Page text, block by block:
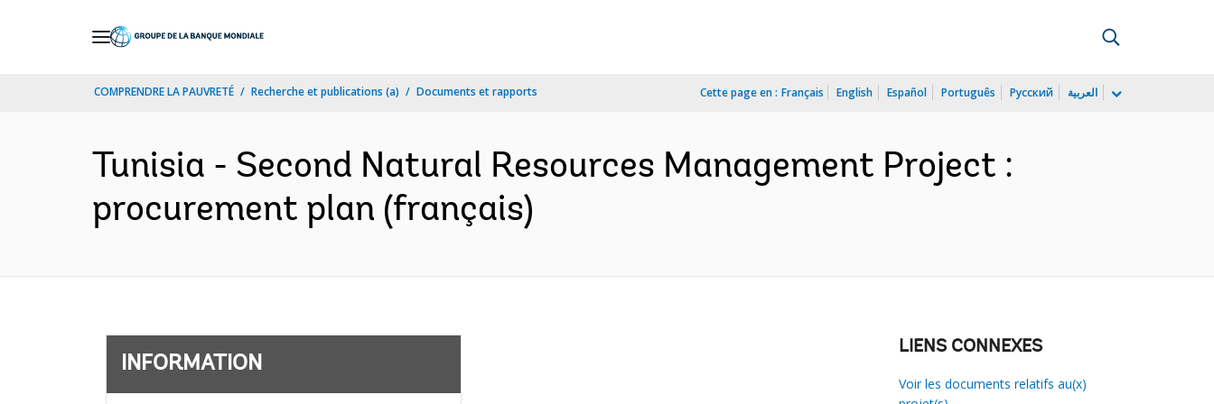
COMPRENDRE LA PAUVRETÉ Recherche et publications (a) Documents et rapports Cette page en : Français English Español Português Русский العربية
Tunisia - Second Natural Resources Management Project :
procurement plan (français)
INFORMATION
LIENS CONNEXES
Voir les documents relatifs au(x)